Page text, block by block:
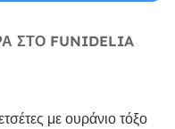
ΣΤΟ FUNIDELIA
με ουράνιο τόξο